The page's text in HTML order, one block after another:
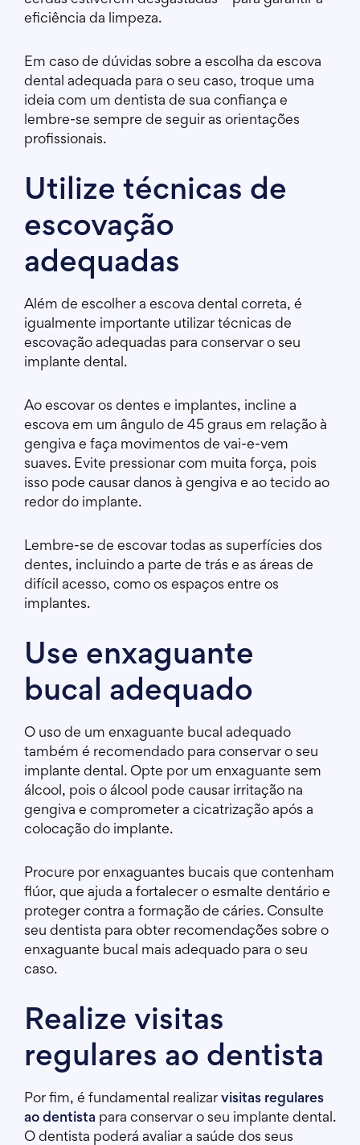
eficiência da limpeza.
Em caso de dúvidas sobre a escolha da escova
dental adequada para o seu caso, troque uma
ideia com um dentista de sua confiança e
lembre-se sempre de seguir as orientações
profissionais.
Utilize técnicas de
escovação
adequadas
Além de escolher a escova dental correta, é
igualmente importante utilizar técnicas de
escovação adequadas para conservar o seu
implante dental.
Ao escovar os dentes e implantes, incline a
escova em um ângulo de 45 graus em relação à
gengiva e faça movimentos de vai-e-vem
suaves. Evite pressionar com muita força, pois
isso pode causar danos à gengiva e ao tecido ao
redor do implante.
Lembre-se de escovar todas as superfícies dos
dentes, incluindo a parte de trás e as áreas de
difícil acesso, como os espaços entre os
implantes.
Use enxaguante
bucal adequado
O uso de um enxaguante bucal adequado
também é recomendado para conservar o seu
implante dental. Opte por um enxaguante sem
álcool, pois o álcool pode causar irritação na
gengiva e comprometer a cicatrização após a
colocação do implante.
Procure por enxaguantes bucais que contenham
flúor, que ajuda a fortalecer o esmalte dentário e
proteger contra a formação de cáries. Consulte
seu dentista para obter recomendações sobre o
enxaguante bucal mais adequado para o seu
caso.
Realize visitas
regulares ao dentista
Por fim, é fundamental realizar visitas regulares
ao dentista para conservar o seu implante dental.
O dentista poderá avaliar a saúde dos seus